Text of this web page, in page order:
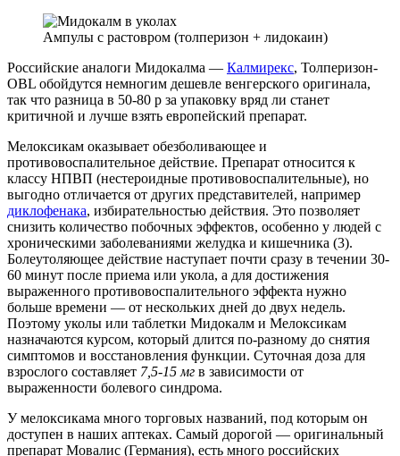
Ампулы с растовром (толперизон + лидокаин)
Российские аналоги Мидокалма — Калмирекс, Толперизон-
OBL обойдутся немногим дешевле венгерского оригинала,
так что разница в 50-80 р за упаковку вряд ли станет
критичной и лучше взять европейский препарат.
Мелоксикам оказывает обезболивающее и
противовоспалительное действие. Препарат относится к
классу НПВП (нестероидные противовоспалительные), но
выгодно отличается от других представителей, например
диклофенака, избирательностью действия. Это позволяет
снизить количество побочных эффектов, особенно у людей с
хроническими заболеваниями желудка и кишечника (3).
Болеутоляющее действие наступает почти сразу в течении 30-
60 минут после приема или укола, а для достижения
выраженного противовоспалительного эффекта нужно
больше времени — от нескольких дней до двух недель.
Поэтому уколы или таблетки Мидокалм и Мелоксикам
назначаются курсом, который длится по-разному до снятия
симптомов и восстановления функции. Суточная доза для
взрослого составляет 7,5-15 мг в зависимости от
выраженности болевого синдрома.
У мелоксикама много торговых названий, под которым он
доступен в наших аптеках. Самый дорогой — оригинальный
препарат Мовалис (Германия), есть много российских